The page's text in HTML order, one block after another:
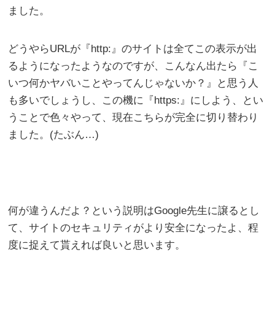
ました。
どうやらURLが『http:』のサイトは全てこの表示が出
るようになったようなのですが、こんなん出たら『こ
いつ何かヤバいことやってんじゃないか？』と思う人
も多いでしょうし、この機に『https:』にしよう、とい
うことで色々やって、現在こちらが完全に切り替わり
ました。(たぶん…)
何が違うんだよ？という説明はGoogle先生に譲るとし
て、サイトのセキュリティがより安全になったよ、程
度に捉えて貰えれば良いと思います。